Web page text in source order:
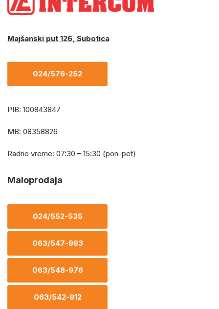
Majšanski put 126, Subotica
024/576-252
PIB: 100843847
MB: 08358826
Radno vreme: 07:30 – 15:30 (pon-pet)
Maloprodaja
024/552-535
063/547-993
063/548-976
063/542-912